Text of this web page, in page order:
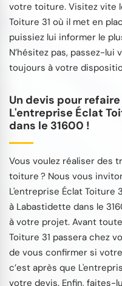
votre toiture. Visitez vite
Toiture 31 où il met en
puissiez lui informer le
N’hésitez pas, passez-
toujours à votre
Un devis pour
L'entreprise Éclat
dans le 31600 !
Vous voulez réaliser des
toiture ? Nous vous
L'entreprise Éclat Toiture
à Labastidette dans le
à votre projet. Avant
Toiture 31 passera chez
de vous confirmer si
c’est après que
votre devis. Enfin, faites-